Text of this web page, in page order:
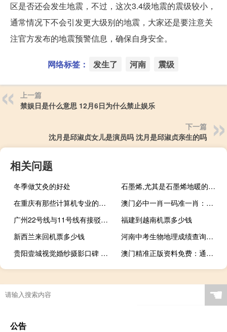
区是否还会发生地震，不过，这次3.4级地震的震级较小，
通常情况下不会引发更大级别的地震，大家还是要注意关
注官方发布的地震预警信息，确保自身安全。
网络标签： 发生了 河南 震级
上一篇
禁娱日是什么意思 12月6日为什么禁止娱乐
下一篇
沈月是邱淑贞女儿是演员吗 沈月是邱淑贞亲生的吗
相关问题
冬季做艾灸的好处
石墨烯,尤其是石墨烯地暖的未来前景怎么样 石墨烯地暖真实情况
在重庆有那些计算机专业的专科学校好 重庆计算机培训哪好
澳门必中一肖一码准一肖：广泛的最新解答-3024.APP.121
广州22号线与11号线有接驳吗 广州地铁11号线线路图
福建到越南机票多少钱
新西兰来回机票多少钱
河南中考生物地理成绩查询入口 河南中招考试成绩查询
贵阳壹城视觉婚纱摄影口碑 贵阳婚纱摄影工作室
澳门精准正版资料免费：通俗的解读数据对比分析-3215.CC.165
☚
公告